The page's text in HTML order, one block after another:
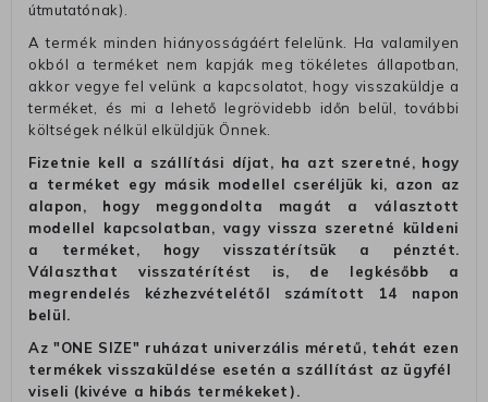
útmutatónak).
A termék minden hiányosságáért felelünk. Ha valamilyen
okból a terméket nem kapják meg tökéletes állapotban,
akkor vegye fel velünk a kapcsolatot, hogy visszaküldje a
terméket, és mi a lehető legrövidebb időn belül, további
költségek nélkül elküldjük Önnek.
Fizetnie kell a szállítási díjat, ha azt szeretné, hogy
a terméket egy másik modellel cseréljük ki, azon az
alapon, hogy meggondolta magát a választott
modellel kapcsolatban, vagy vissza szeretné küldeni
a terméket, hogy visszatérítsük a pénztét.
Választhat visszatérítést is, de legkésőbb a
megrendelés kézhezvételétől számított 14 napon
belül.
Az "ONE SIZE" ruházat univerzális méretű, tehát ezen
termékek visszaküldése esetén a szállítást az ügyfél
viseli (kivéve a hibás termékeket).